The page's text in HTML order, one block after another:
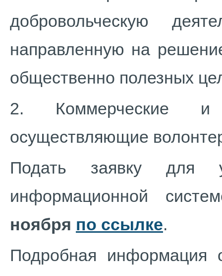
добровольческую
направленную на
общественно полезных
2. Коммерческие и
осуществляющие
Подать заявку для
информационной
ноября по ссылке.
Подробная информация